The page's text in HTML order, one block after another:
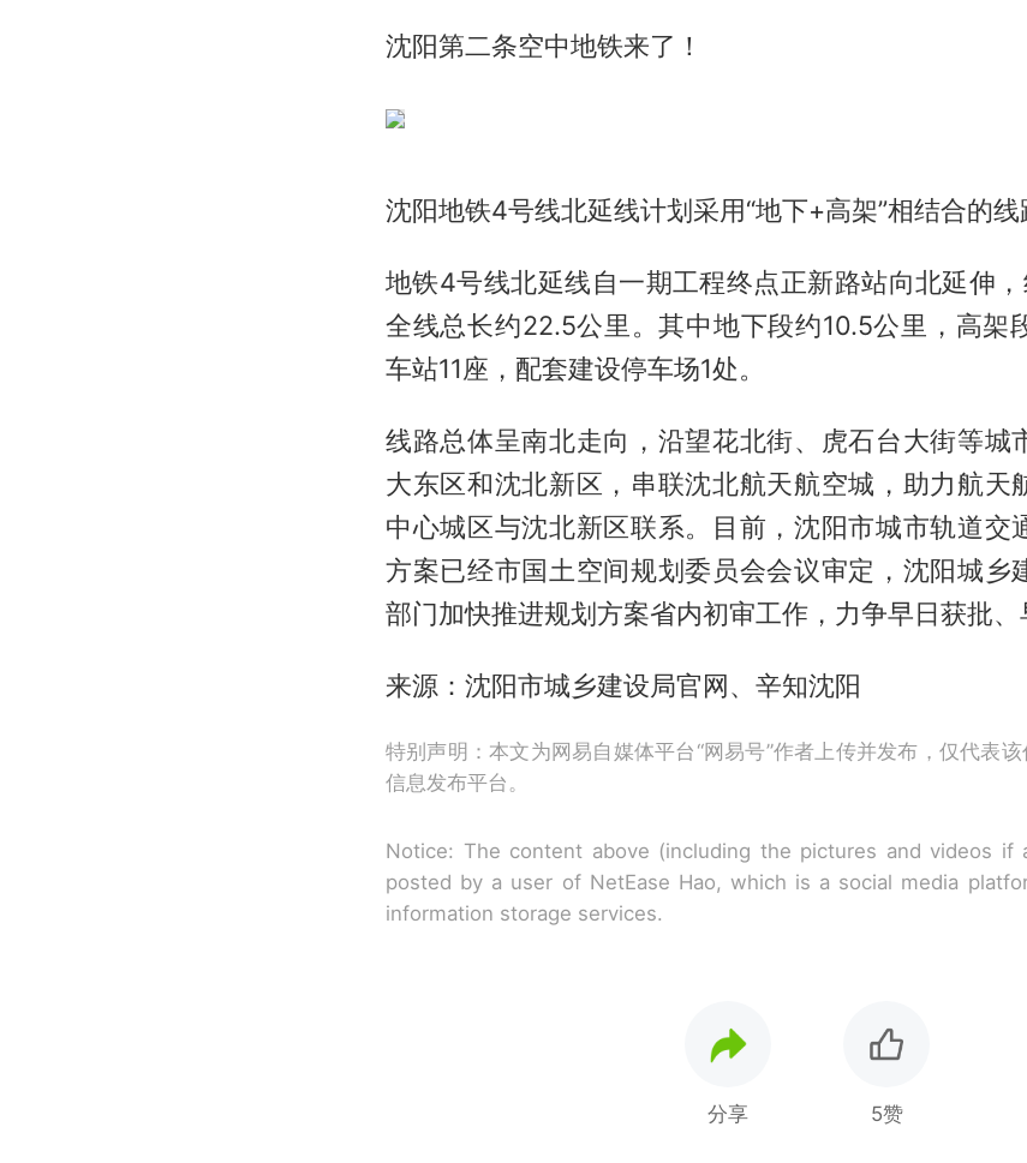
沈阳第二条空中地铁来了！
沈阳地铁4号线北延线计划采用“地下+高架”相结合的线
地铁4号线北延线自一期工程终点正新路站向北延伸，
全线总长约22.5公里。其中地下段约10.5公里，高架
车站11座，配套建设停车场1处。
线路总体呈南北走向，沿望花北街、虎石台大街等城
大东区和沈北新区，串联沈北航天航空城，助力航天
中心城区与沈北新区联系。目前，沈阳市城市轨道交
方案已经市国土空间规划委员会会议审定，沈阳城乡
部门加快推进规划方案省内初审工作，力争早日获批、
来源：沈阳市城乡建设局官网、辛知沈阳
特别声明：本文为网易自媒体平台“网易号”作者上传并发布，仅代表
信息发布平台。
Notice: The content above (including the pictures and videos if
posted by a user of NetEase Hao, which is a social media
information storage services.
分享 5赞